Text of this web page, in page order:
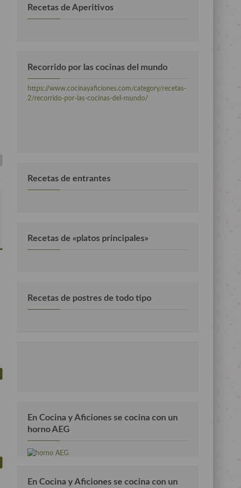
Recetas de Aperitivos
Recorrido por las cocinas del mundo
https://www.cocinayaficiones.com/category/recetas-
2/recorrido-por-las-cocinas-del-mundo/
Recetas de entrantes
Recetas de «platos principales»
Recetas de postres de todo tipo
En Cocina y Aficiones se cocina con un
horno AEG
En Cocina y Aficiones se cocina con un